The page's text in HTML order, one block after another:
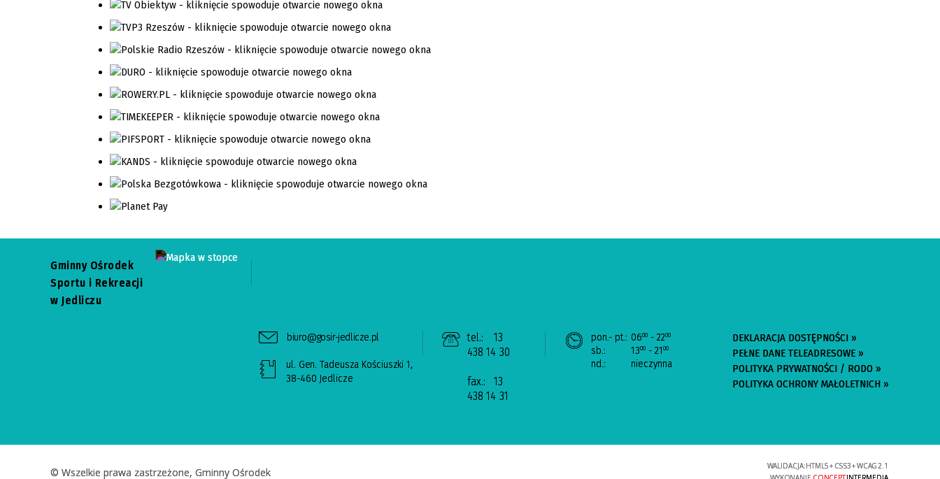
Gminny Ośrodek
Sportu i Rekreacji
w Jedliczu
biuro@gosir-jedlicze.pl
ul. Gen. Tadeusza Kościuszki 1,
38-460 Jedlicze
tel.:
13
438 14 30
fax.:
13
438 14 31
pon.- pt.: 0600 - 2200
sb.: 1300 - 2100
nd.: nieczynna
DEKLARACJA DOSTĘPNOŚCI »
PEŁNE DANE TELEADRESOWE »
POLITYKA PRYWATNOŚCI / RODO »
POLITYKA OCHRONY MAŁOLETNICH »
© Wszelkie prawa zastrzeżone, Gminny Ośrodek WALIDACJA:HTML5+ CSS3+WCAG 2.1